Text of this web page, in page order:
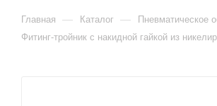
Главная — Каталог — Пневматическое
Фитинг-тройник с накидной гайкой из